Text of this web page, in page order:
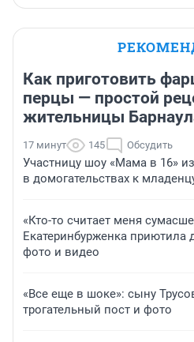
Как приготовить
перцы — простой
жительницы
17 минут 145 Обсудить
Участницу шоу «Мама в 16»
в домогательствах к
«Кто-то считает меня
Екатеринбурженка
фото и видео
«Все еще в шоке»: сыну
трогательный пост и фото